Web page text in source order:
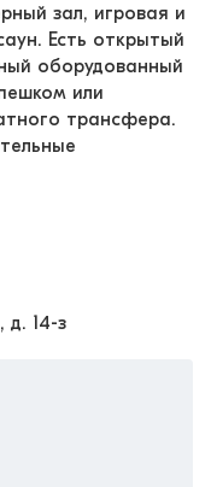
зал, игровая и
Есть открытый
оборудованный
или
трансфера.
д. 14-з